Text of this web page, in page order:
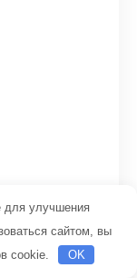
для улучшения
сайтом, вы
cookie.
OK